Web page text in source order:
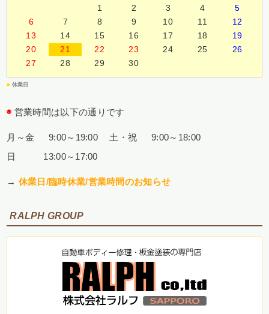
1
2 3 4
5
6
7 8 9 10 11
12
13
14 15 16 17 18
19
20
21 22 23 24 25
26
27
28 29 30
■ 休業日
◉ 営業時間は以下の通りです
月～金 9:00～19:00
土・祝 9:00～18:00
日 13:00～17:00
→ 休業日/臨時休業/営業時間のお知らせ
RALPH GROUP